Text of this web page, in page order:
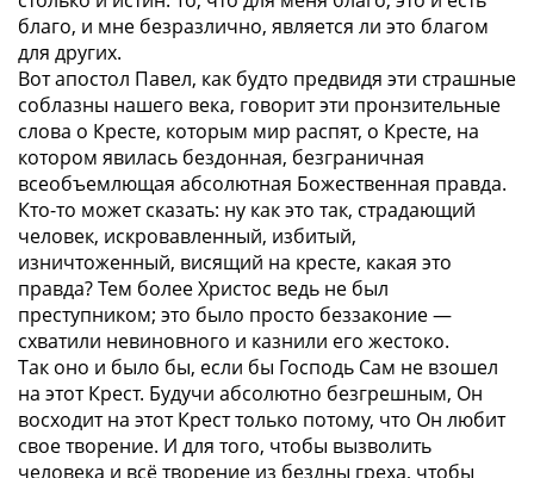
благо, и мне безразлично, является ли это благом
для других.
Вот апостол Павел, как будто предвидя эти страшные
соблазны нашего века, говорит эти пронзительные
слова о Кресте, которым мир распят, о Кресте, на
котором явилась бездонная, безграничная
всеобъемлющая абсолютная Божественная правда.
Кто-то может сказать: ну как это так, страдающий
человек, искровавленный, избитый,
изничтоженный, висящий на кресте, какая это
правда? Тем более Христос ведь не был
преступником; это было просто беззаконие —
схватили невиновного и казнили его жестоко.
Так оно и было бы, если бы Господь Сам не взошел
на этот Крест. Будучи абсолютно безгрешным, Он
восходит на этот Крест только потому, что Он любит
свое творение. И для того, чтобы вызволить
человека и всё творение из бездны греха, чтобы